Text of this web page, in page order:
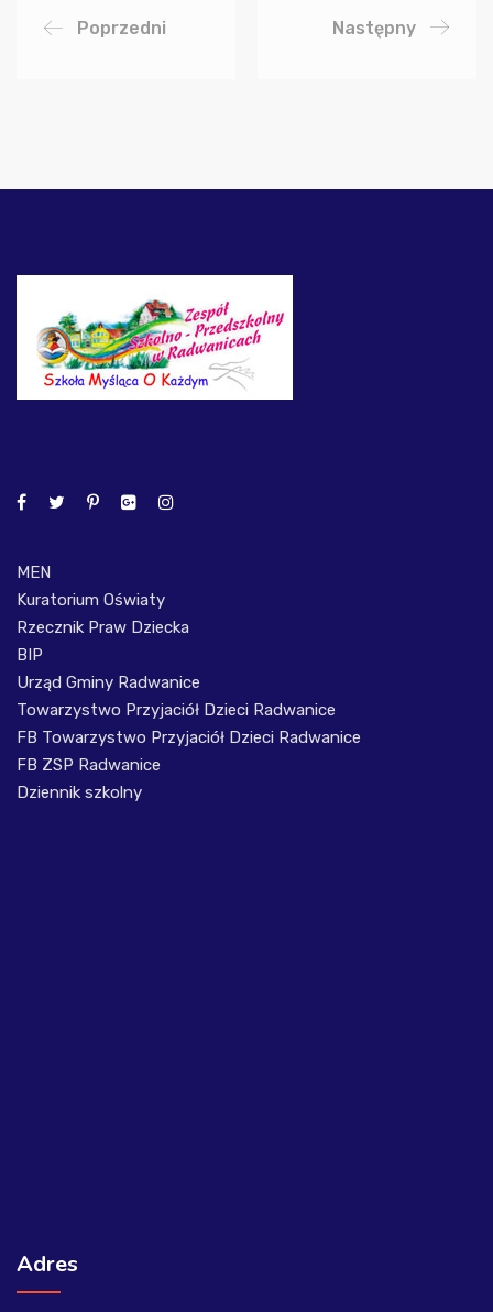
Poprzedni Następny
MEN
Kuratorium Oświaty
Rzecznik Praw Dziecka
BIP
Urząd Gminy Radwanice
Towarzystwo Przyjaciół Dzieci Radwanice
FB Towarzystwo Przyjaciół Dzieci Radwanice
FB ZSP Radwanice
Dziennik szkolny
Adres